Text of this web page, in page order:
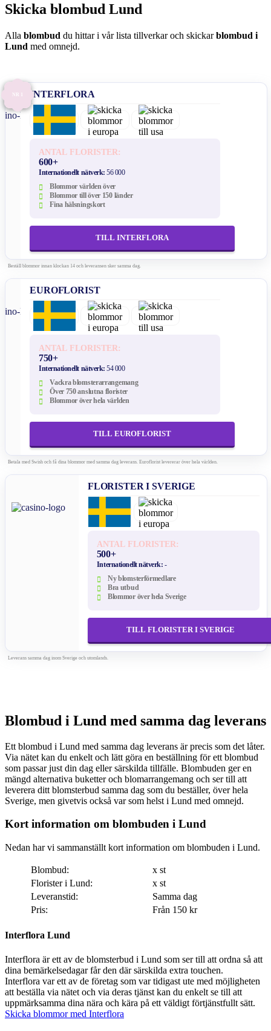
Skicka blombud Lund
Alla blombud du hittar i vår lista tillverkar och skickarblombud i
Lund med omnejd.
NR 1 INTERFLORA
ANTAL FLORISTER:
600+
Internationellt nätverk:56 000
Blommor världen över
Blommor till över 150 länder
Fina hälsningskort
TILL INTERFLORA
Beställ blommor innan klockan 14 och leveransen sker samma dag.
EUROFLORIST
ANTAL FLORISTER:
750+
Internationellt nätverk:54 000
Vackra blomsterarrangemang
Över 750 anslutna florister
Blommor över hela världen
TILL EUROFLORIST
Betala med Swish och få dina blommor med samma dag leverans. Euroflorist levererar över hela världen.
FLORISTER I SVERIGE
ANTAL FLORISTER:
500+
Internationellt nätverk: -
Ny blomsterförmedlare
Bra utbud
Blommor över hela Sverige
TILL FLORISTER I SVERIGE
Leverans samma dag inom Sverige och utomlands.
Blombud i Lund med samma dag leverans
Ett blombud i Lund med samma dag leverans är precis som det låter.
Via nätet kan du enkelt och lätt göra en beställning för ett blombud
som passar just din dag eller särskilda tillfälle. Blombuden ger en
mängd alternativa buketter och blomarrangemang och ser till att
leverera ditt blomsterbud samma dag som du beställer, över hela
Sverige, men givetvis också var som helst i Lund med omnejd.
Kort information om blombuden i Lund
Nedan har vi sammanställt kort information om blombuden i Lund.
Blombud:
x st
Florister i Lund:
x st
Leveranstid:
Samma dag
Pris:
Från 150 kr
Interflora Lund
Interflora är ett av de blomsterbud i Lund som ser till att ordna så att
dina bemärkelsedagar får den där särskilda extra touchen.
Interflora var ett av de företag som var tidigast ute med möjligheten
att beställa via nätet och via deras tjänst kan du enkelt se till att
uppmärksamma dina nära och kära på ett väldigt förtjänstfullt sätt.
Skicka blommor med Interflora